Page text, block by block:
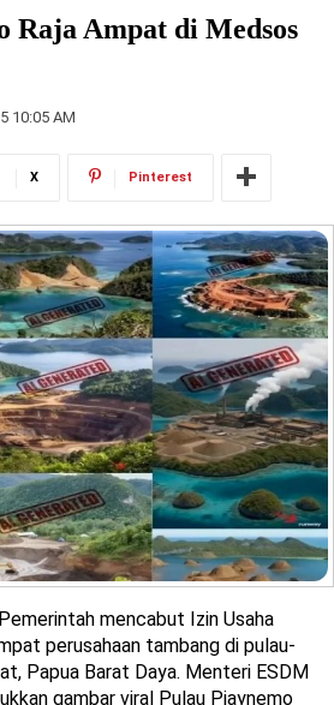
Raja Ampat di Medsos
10:05 AM
X Pinterest
mencabut Izin Usaha
perusahaan tambang di pulau-
Papua Barat Daya. Menteri ESDM
gambar viral Pulau Piaynemo